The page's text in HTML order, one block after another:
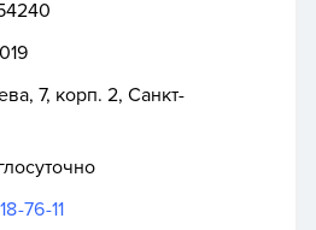
7, корп. 2, Санкт-
76-11